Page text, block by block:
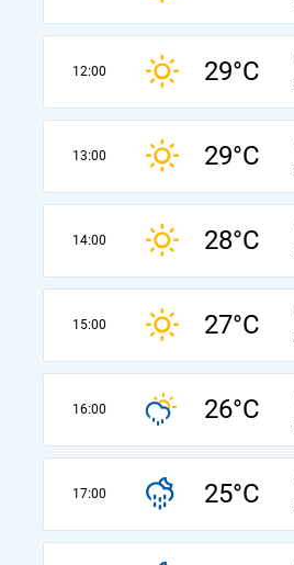
12:00 29°C
13:00 29°C
14:00 28°C
15:00 27°C
16:00 26°C
17:00 25°C